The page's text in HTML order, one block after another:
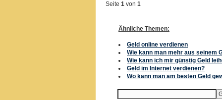
Seite 1 von 1
Ähnliche Themen:
Geld online verdienen
Wie kann man mehr aus seinem
Wie kann ich mir günstig Geld
Geld im Internet verdienen?
Wo kann man am besten Geld